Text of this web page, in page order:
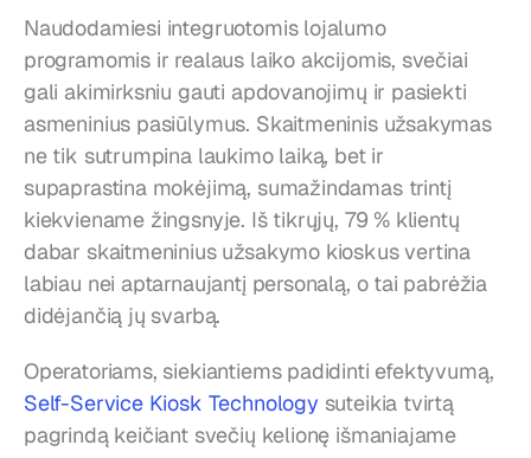
Naudodamiesi integruotomis lojalumo
programomis ir realaus laiko akcijomis, svečiai
gali akimirksniu gauti apdovanojimų ir pasiekti
asmeninius pasiūlymus. Skaitmeninis užsakymas
ne tik sutrumpina laukimo laiką, bet ir
supaprastina mokėjimą, sumažindamas trintį
kiekviename žingsnyje. Iš tikrųjų, 79 % klientų
dabar skaitmeninius užsakymo kioskus vertina
labiau nei aptarnaujantį personalą, o tai pabrėžia
didėjančią jų svarbą.
Self-Service Kiosk Technology suteikia tvirtą
pagrindą keičiant svečių kelionę išmaniajame